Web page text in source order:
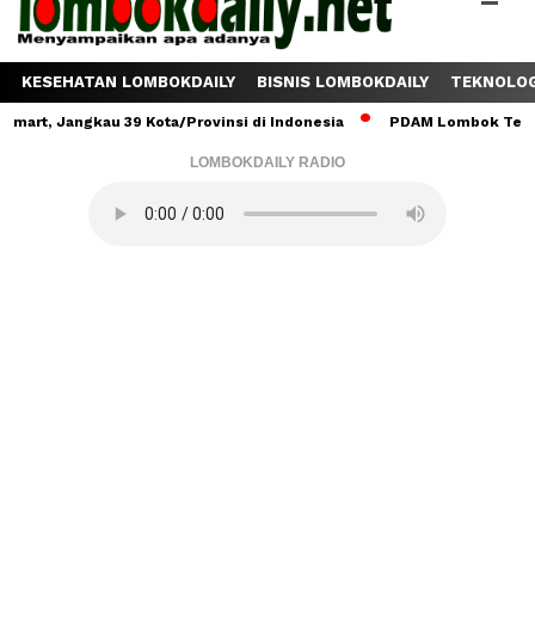
KESEHATAN LOMBOKDAILY BISNIS LOMBOKDAILY
39 Kota/Provinsi di Indonesia PDAM Lombok Tengah
LOMBOKDAILY RADIO